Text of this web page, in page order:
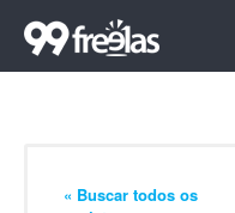
« Buscar todos os